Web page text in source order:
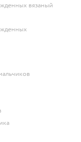
вязаный